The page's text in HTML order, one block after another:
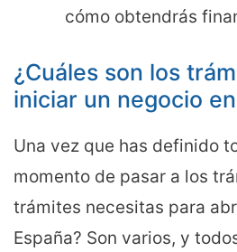
cómo obtendrás
¿Cuáles son los
iniciar un negocio
Una vez que has definido
momento de pasar a los
trámites necesitas para
España? Son varios, y